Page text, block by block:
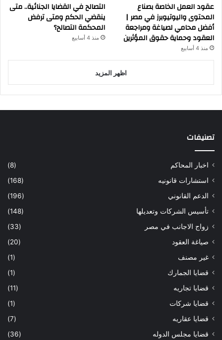
عقود العمل الخاصة بصناع
المحتوى واليوتيوبرز في مصر |
أفضل محامي لصياغة ومراجعة
العقود وحماية حقوق المؤثرين
منذ 4 أسابيع
التصالح في القضايا الجنائية.. متى
ينقضي الحكم ومتى ترفض
المحكمة التصالح؟
منذ 4 أسابيع
اظهر المزيد
تصنيفات
اخبار المحاكم
(8)
استشارات قانونيه
(168)
الدعم القانوني
(196)
تأسيس الشركات وتعديلها
(148)
زواج الاجانب في مصر
(33)
صياغة العقود
(20)
غير مصنف
(1)
قضايا الجمارك
(1)
قضايا تجاريه
(11)
قضايا شركات
(1)
قضايا عقاريه
(7)
قضايا مجلس الدوله
(36)